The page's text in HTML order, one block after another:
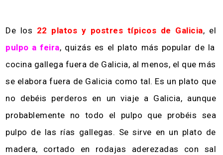
De los 22 platos y postres típicos de Galicia, el
pulpo a feira, quizás es el plato más popular de la
cocina gallega fuera de Galicia, al menos, el que más
se elabora fuera de Galicia como tal. Es un plato que
no debéis perderos en un viaje a Galicia, aunque
probablemente no todo el pulpo que probéis sea
pulpo de las rías gallegas. Se sirve en un plato de
madera, cortado en rodajas aderezadas con sal